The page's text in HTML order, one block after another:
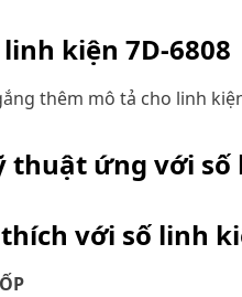
linh kiện 7D-6808
thêm mô tả cho linh
thuật ứng với số
với số linh